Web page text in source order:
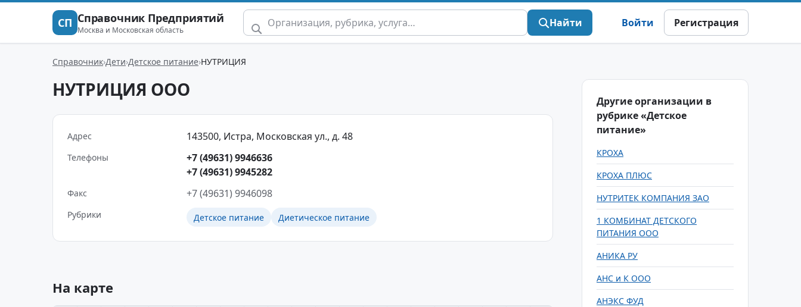
СП Справочник Предприятий
Москва и Московская область
Найти Войти Регистрация
Справочник Дети Детское питание НУТРИЦИЯ
НУТРИЦИЯ ООО
Адрес 143500, Истра, Московская ул., д. 48
Телефоны
+7 (49631) 9946636
+7 (49631) 9945282
Факс +7 (49631) 9946098
Рубрики Детское питание Диетическое питание
На карте
Другие организации в
рубрике «Детское
питание»
КРОХА
КРОХА ПЛЮС
НУТРИТЕК КОМПАНИЯ ЗАО
1 КОМБИНАТ ДЕТСКОГО
ПИТАНИЯ ООО
АНИКА РУ
АНС и К ООО
АНЭКС ФУД